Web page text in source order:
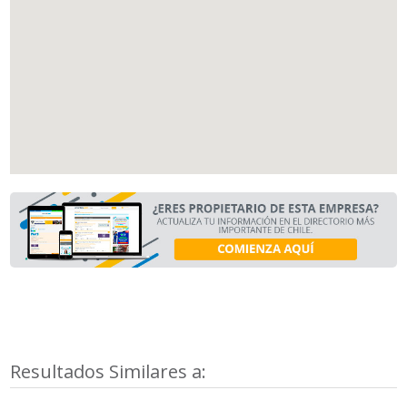
Resultados Similares a: